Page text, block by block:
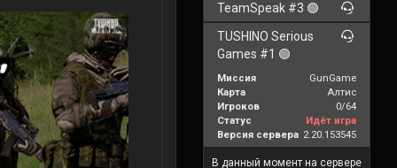
TeamSpeak #3 🟢
TUSHINO Serious
Games #1 🟢
Миссия
GunGame
Карта
Алтис
Игроков
0/64
Статус
Идёт игра
Версия сервера 2.20.153545
В данный момент на сервере